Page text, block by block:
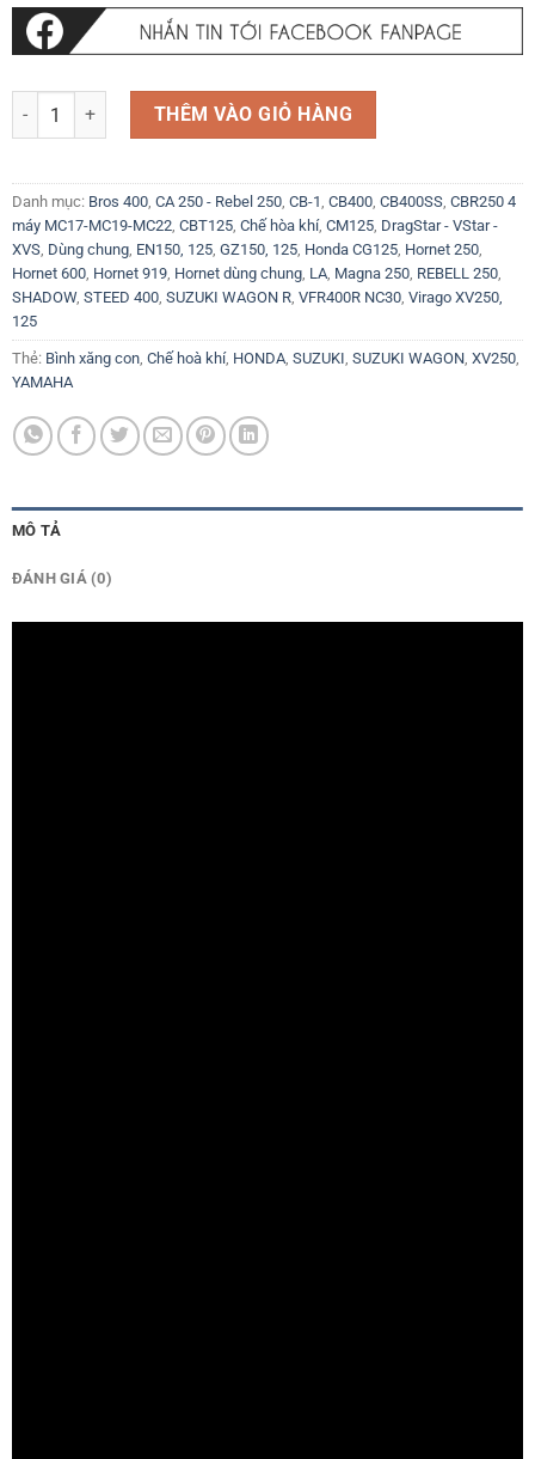
Dung dịch Vệ sinh Chế hòa khí Bình xăng con Họng ga Bét Phun
THÊM VÀO GIỎ HÀNG
Danh mục: Bros 400, CA 250 - Rebel 250, CB-1, CB400, CB400SS, CBR250 4
máy MC17-MC19-MC22, CBT125, Chế hòa khí, CM125, DragStar - VStar -
XVS, Dùng chung, EN150, 125, GZ150, 125, Honda CG125, Hornet 250,
Hornet 600, Hornet 919, Hornet dùng chung, LA, Magna 250, REBELL 250,
SHADOW, STEED 400, SUZUKI WAGON R, VFR400R NC30, Virago XV250,
125
Thẻ: Bình xăng con, Chế hoà khí, HONDA, SUZUKI, SUZUKI WAGON, XV250,
YAMAHA
MÔ TẢ
ĐÁNH GIÁ (0)